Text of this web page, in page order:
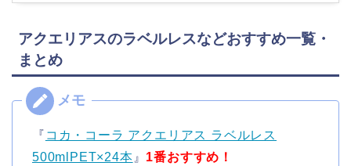
アクエリアスのラベルレスなどおすすめ一覧・
まとめ
『 コカ・コーラ アクエリアス ラベルレス
500mlPET×24本 』 1番おすすめ！